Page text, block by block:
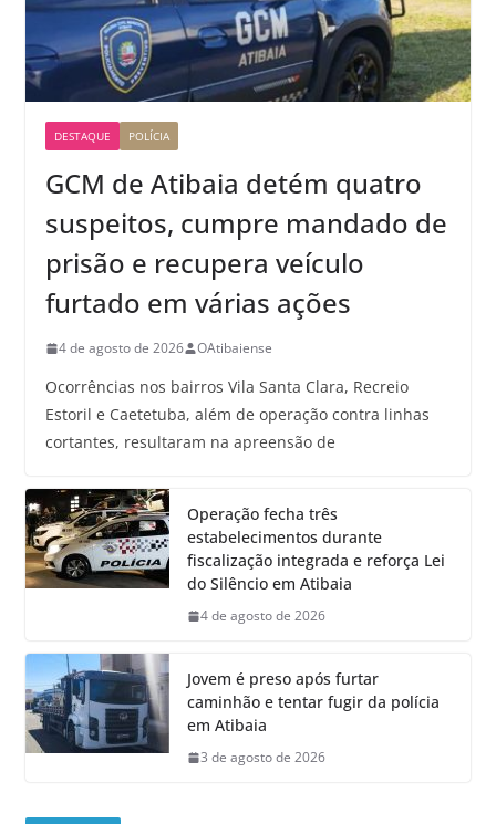
DESTAQUE POLÍCIA
GCM de Atibaia detém quatro
suspeitos, cumpre mandado de
prisão e recupera veículo
furtado em várias ações
4 de agosto de 2026 OAtibaiense
Ocorrências nos bairros Vila Santa Clara, Recreio
Estoril e Caetetuba, além de operação contra linhas
cortantes, resultaram na apreensão de
Operação fecha três
estabelecimentos durante
fiscalização integrada e reforça Lei
do Silêncio em Atibaia
4 de agosto de 2026
Jovem é preso após furtar
caminhão e tentar fugir da polícia
em Atibaia
3 de agosto de 2026